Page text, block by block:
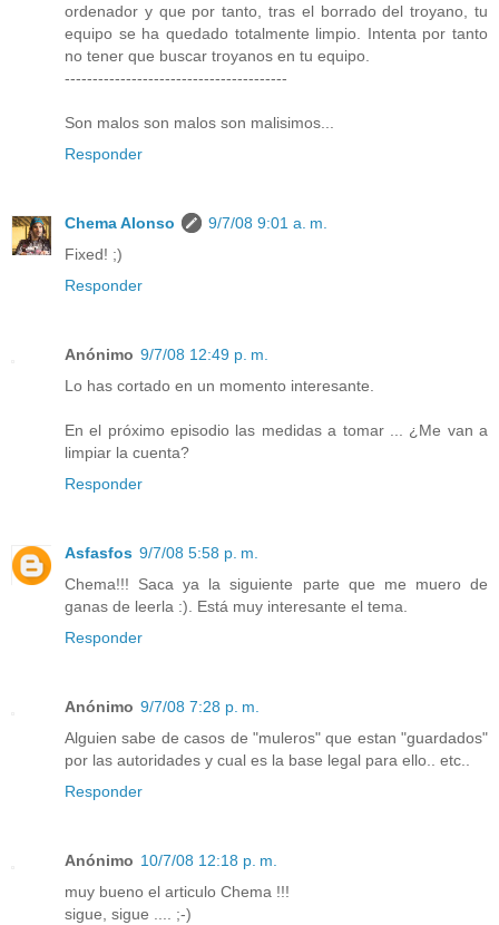
ordenador y que por tanto, tras el borrado del troyano, tu
equipo se ha quedado totalmente limpio. Intenta por tanto
no tener que buscar troyanos en tu equipo.
----------------------------------------
Son malos son malos son malisimos...
Responder
Chema Alonso
9/7/08 9:01 a. m.
Fixed! ;)
Responder
Anónimo 9/7/08 12:49 p. m.
Lo has cortado en un momento interesante.
En el próximo episodio las medidas a tomar ... ¿Me van a
limpiar la cuenta?
Responder
Asfasfos 9/7/08 5:58 p. m.
Chema!!! Saca ya la siguiente parte que me muero de
ganas de leerla :). Está muy interesante el tema.
Responder
Anónimo 9/7/08 7:28 p. m.
Alguien sabe de casos de "muleros" que estan "guardados"
por las autoridades y cual es la base legal para ello.. etc..
Responder
Anónimo 10/7/08 12:18 p. m.
muy bueno el articulo Chema !!!
sigue, sigue .... ;-)